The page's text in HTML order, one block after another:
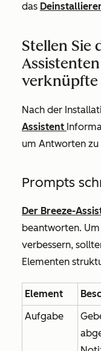
das
Stellen Sie
verknüpfte
Nach der
Assistent
um Antworten
Prompts
Der Breeze-
beantworten.
verbessern,
Elementen
Element
Aufgabe